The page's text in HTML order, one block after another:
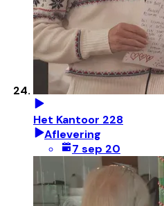
Het Kantoor 228
Aflevering
7 sep 20